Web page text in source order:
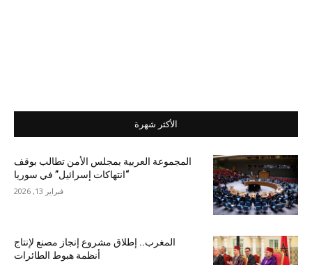
الأكثر شهرة
المجموعة العربية بمجلس الأمن تطالب بوقف
“انتهاكات إسرائيل” في سوريا
فبراير 13, 2026
المغرب.. إطلاق مشروع إنجاز مصنع لإنتاج
أنظمة هبوط الطائرات